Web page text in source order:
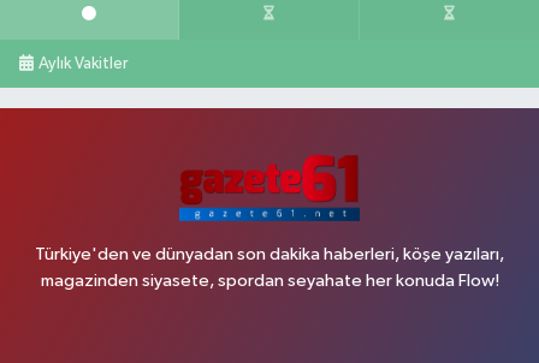
Aylık Vakitler
Türkiye'den ve dünyadan son dakika haberleri, köşe yazıları,
magazinden siyasete, spordan seyahate her konuda Flow!